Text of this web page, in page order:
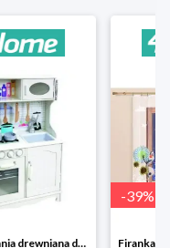
Bino Kuchnia drewniana dla dzieci Provence
-39%